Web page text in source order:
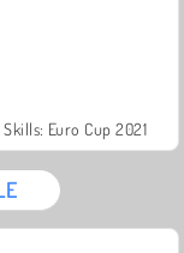
Euro Cup 2021